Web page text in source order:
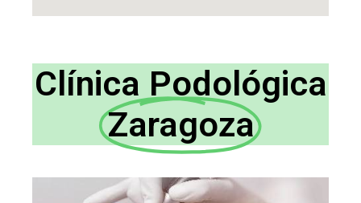
Clínica Podológica
Zaragoza